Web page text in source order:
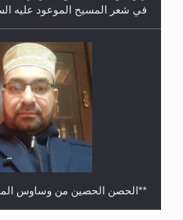
في شعر المسيح الموعود عليه
**الحصن الحصين من وساوس